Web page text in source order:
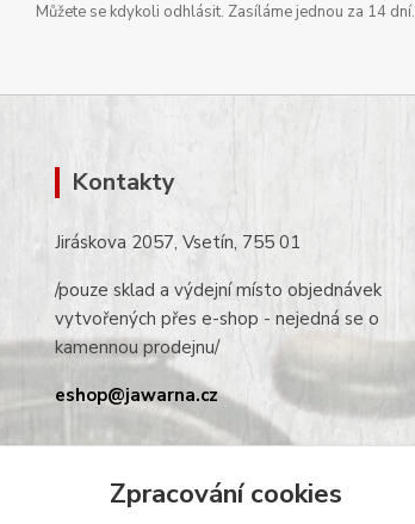
Můžete se kdykoli odhlásit. Zasíláme jednou za 14 dní.
Kontakty
Jiráskova 2057, Vsetín, 755 01
/pouze sklad a výdejní místo objednávek
vytvořených přes e-shop - nejedná se o
kamennou prodejnu/
eshop@jawarna.cz
tel.: +420 608 369 346
(po-pá 9h-16h)
Zpracování cookies